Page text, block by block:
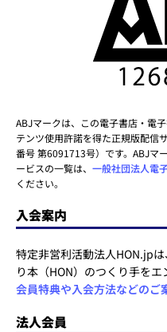
ABJマークは、この電子書店・電
テンツ使用許諾を得た正規版配信
番号 第6091713号）です。ABJマ
ービスの一覧は、 一般社団法人電
ください。
入会案内
特定非営利活動法人HON.jp
り本（HON）のつくり手をエ
会員特典や入会方法などのご
法人会員